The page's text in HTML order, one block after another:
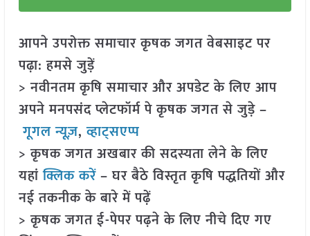
आपने उपरोक्त समाचार कृषक जगत वेबसाइट पर
पढ़ा: हमसे जुड़ें
> नवीनतम कृषि समाचार और अपडेट के लिए आप
अपने मनपसंद प्लेटफॉर्म पे कृषक जगत से जुड़े –
गूगल न्यूज़,व्हाट्सएप्प
> कृषक जगत अखबार की सदस्यता लेने के लिए
यहांक्लिक करें– घर बैठे विस्तृत कृषि पद्धतियों और
नई तकनीक के बारे में पढ़ें
> कृषक जगत ई-पेपर पढ़ने के लिए नीचे दिए गए